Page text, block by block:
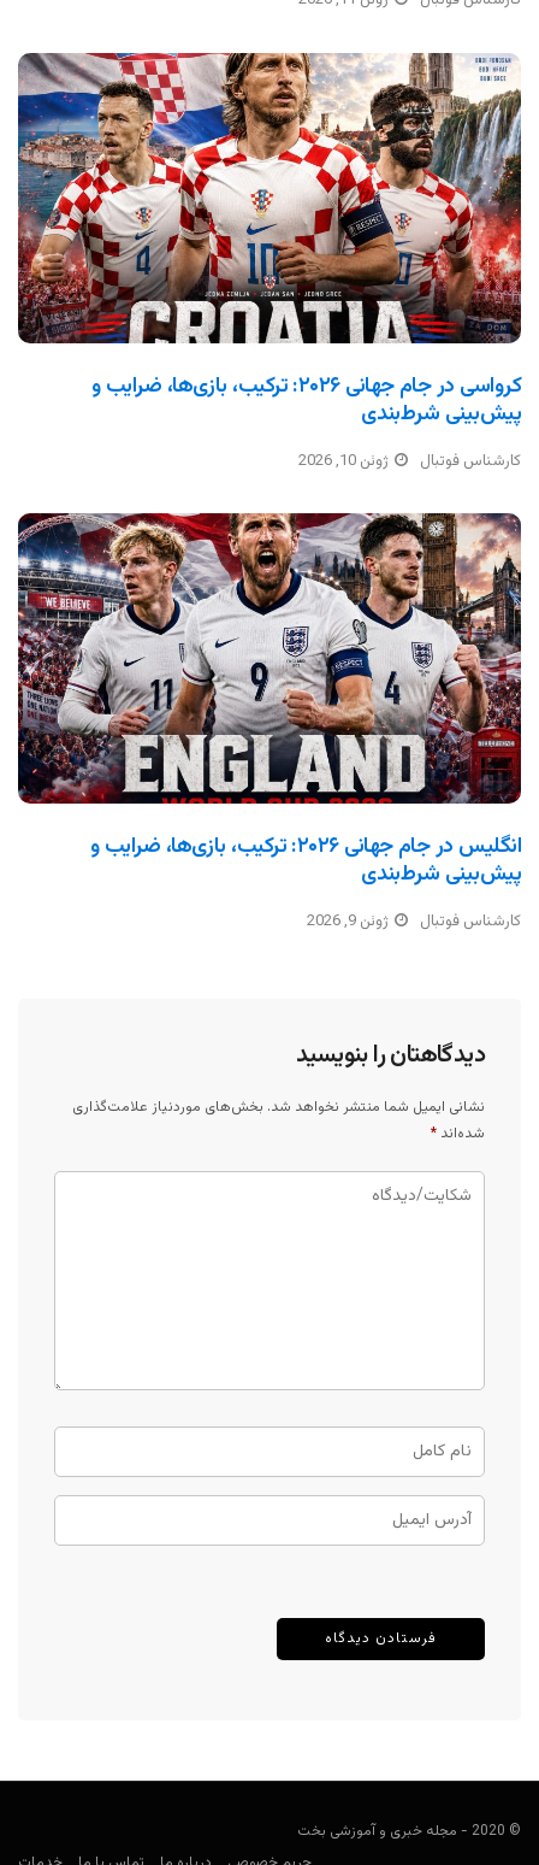
کرواسی در جام جهانی ۲۰۲۶: ترکیب، بازی‌ها، ضرایب و
پیش‌بینی شرط‌بندی
کارشناس فوتبال ژوئن 10, 2026
انگلیس در جام جهانی ۲۰۲۶: ترکیب، بازی‌ها، ضرایب و
پیش‌بینی شرط‌بندی
کارشناس فوتبال ژوئن 9, 2026
دیدگاهتان را بنویسید
نشانی ایمیل شما منتشر نخواهد شد. بخش‌های موردنیاز علامت‌گذاری
شده‌اند *
© 2020 - مجله خبری و آموزشی بخت